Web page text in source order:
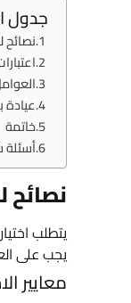
جدول
نصائح
عيادة
خاتمة
أسئلة
نصائح
يتطلب
يجب على
معايير